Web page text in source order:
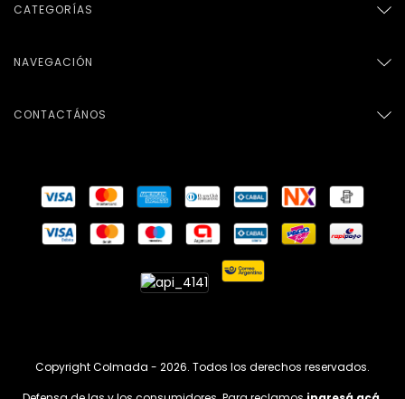
CATEGORÍAS
NAVEGACIÓN
CONTACTÁNOS
Copyright Colmada - 2026. Todos los derechos reservados.